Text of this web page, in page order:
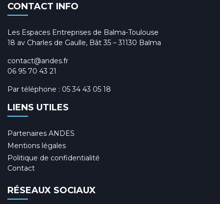
CONTACT INFO
Les Espaces Entreprises de Balma-Toulouse
18 av Charles de Gaulle, Bât 35 – 31130 Balma
contact@andes.fr
06 95 70 43 21
Par téléphone : 05 34 43 05 18
LIENS UTILES
Partenaires ANDES
Mentions légales
Politique de confidentialité
Contact
RÉSEAUX SOCIAUX